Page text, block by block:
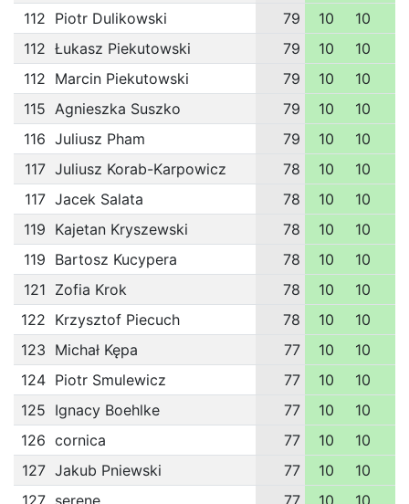
112 Piotr Dulikowski 79 10 10
112 Łukasz Piekutowski 79 10 10
112 Marcin Piekutowski 79 10 10
115 Agnieszka Suszko 79 10 10
116 Juliusz Pham 79 10 10
117 Juliusz Korab-Karpowicz 78 10 10
117 Jacek Salata 78 10 10
119 Kajetan Kryszewski 78 10 10
119 Bartosz Kucypera 78 10 10
121 Zofia Krok 78 10 10
122 Krzysztof Piecuch 78 10 10
123 Michał Kępa 77 10 10
124 Piotr Smulewicz 77 10 10
125 Ignacy Boehlke 77 10 10
126 cornica 77 10 10
127 Jakub Pniewski 77 10 10
127 serene 77 10 10